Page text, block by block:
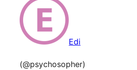
Edi
(@psychosopher)